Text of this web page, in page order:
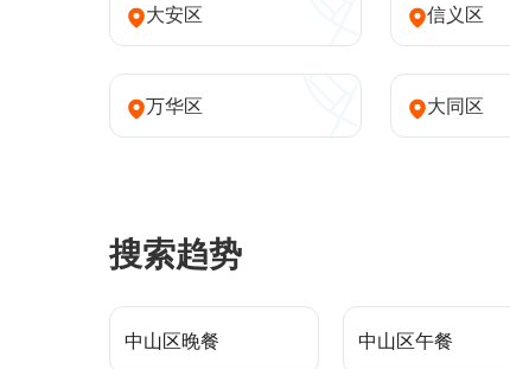
大安区 信义区
万华区 大同区
搜索趋势
中山区晚餐 中山区午餐